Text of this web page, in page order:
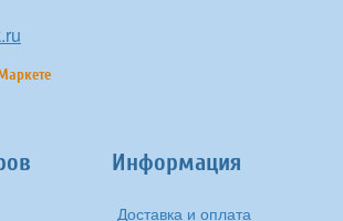
Информация
Доставка и оплата